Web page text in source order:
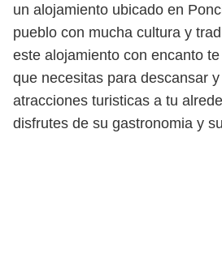
un alojamiento ubicado en
pueblo con mucha cultura y
este alojamiento con encanto
que necesitas para descansar
atracciones turisticas a tu
disfrutes de su gastronomia y